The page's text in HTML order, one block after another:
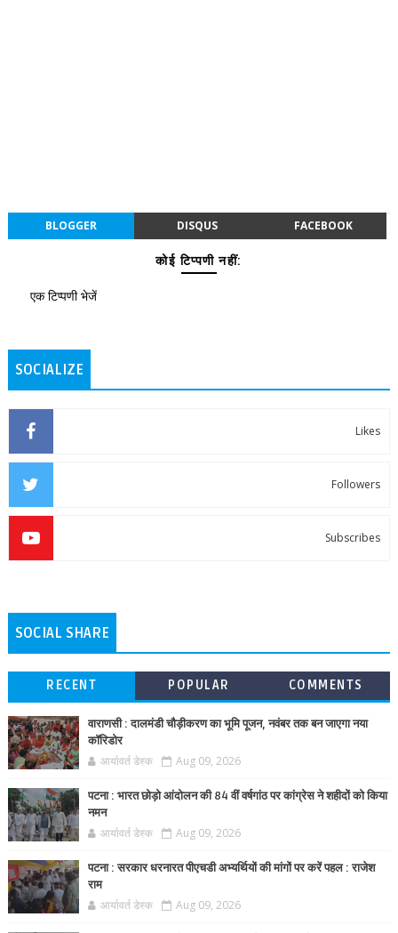
BLOGGER DISQUS FACEBOOK
कोई टिप्पणी नहीं:
एक टिप्पणी भेजें
SOCIALIZE
Likes
Followers
Subscribes
SOCIAL SHARE
RECENT POPULAR COMMENTS
वाराणसी : दालमंडी चौड़ीकरण का भूमि पूजन, नवंबर तक बन जाएगा नया
कॉरिडोर
आर्यावर्त डेस्क Aug 09, 2026
पटना : भारत छोड़ो आंदोलन की 84 वीं वर्षगांठ पर कांग्रेस ने शहीदों को किया
नमन
आर्यावर्त डेस्क Aug 09, 2026
पटना : सरकार धरनारत पीएचडी अभ्यर्थियों की मांगों पर करें पहल : राजेश
राम
आर्यावर्त डेस्क Aug 09, 2026